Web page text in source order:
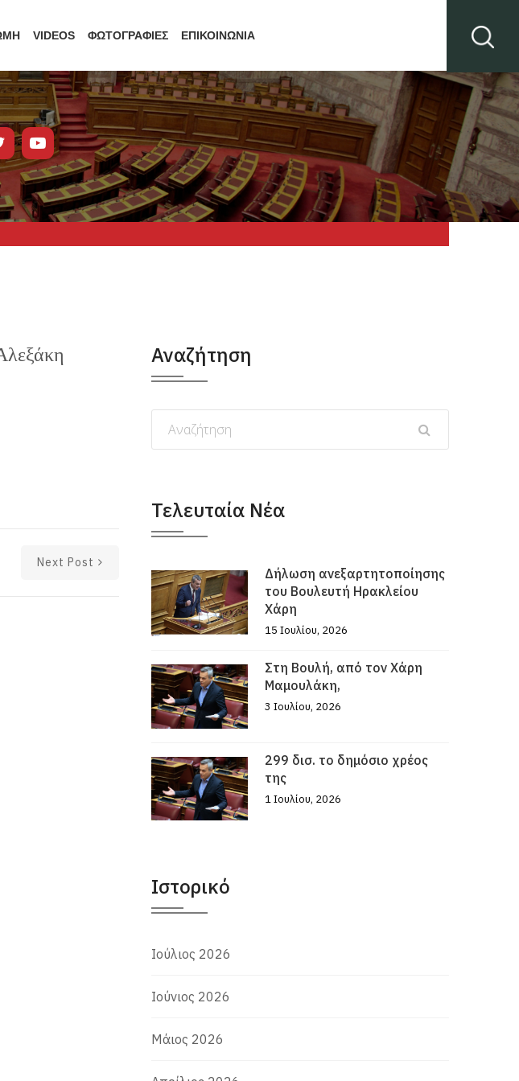
VIDEOS ΦΩΤΟΓΡΑΦΙΕΣ ΕΠΙΚΟΙΝΩΝΙΑ
Next Post
Αναζήτηση
Τελευταία Νέα
Δήλωση ανεξαρτητοποίησης
του Βουλευτή Ηρακλείου
Χάρη
15 Ιουλίου, 2026
Στη Βουλή, από τον Χάρη
Μαμουλάκη,
3 Ιουλίου, 2026
299 δισ. το δημόσιο χρέος
της
1 Ιουλίου, 2026
Ιστορικό
Ιούλιος 2026
Ιούνιος 2026
Μάιος 2026